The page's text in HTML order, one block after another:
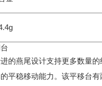
的燕尾设计支持更多数量的
平稳移动能力。该平移台有